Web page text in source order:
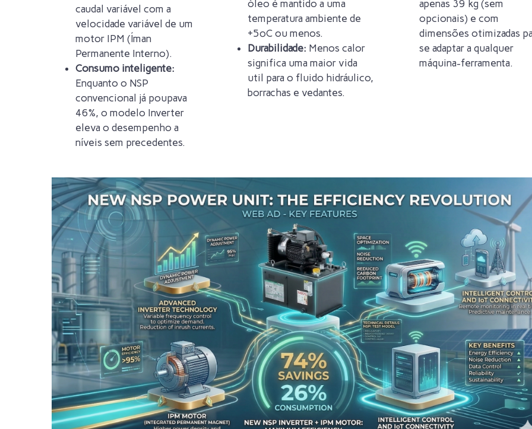
caudal variável com a
velocidade variável de um
motor IPM (Íman
Permanente Interno).
Consumo inteligente:
Enquanto o NSP
convencional já poupava
46%, o modelo Inverter
eleva o desempenho a
níveis sem precedentes.
óleo é mantido a uma
temperatura ambiente de
+5ºC ou menos.
Durabilidade: Menos calor
significa uma maior vida
util para o fluido hidráulico,
borrachas e vedantes.
apenas 39 kg (sem
opcionais) e com
dimensões otimizadas
se adaptar a qualquer
máquina-ferramenta.